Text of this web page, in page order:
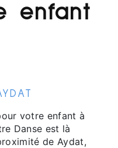
enfant
votre enfant à
Danse est là
de Aydat,